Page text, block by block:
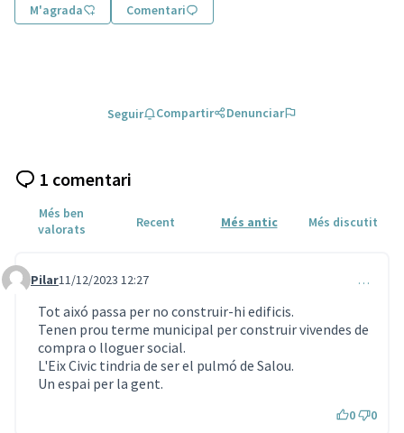
M'agrada Comentari
Seguir Compartir Denunciar
1 comentari
Més ben
valorats
Recent Més antic Més discutit
Comentari 111
Pilar11/12/2023 12:27 …
Tot aixó passa per no construir-hi edificis.
Tenen prou terme municipal per construir vivendes de
compra o lloguer social.
L'Eix Civic tindria de ser el pulmó de Salou.
Un espai per la gent.
0 0